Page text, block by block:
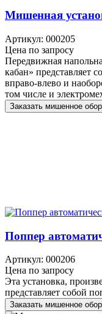
Мишенная
Артикул: 000205
Цена по запросу
Передвижная
кабан» представляет
вправо-влево и
том числе и
Заказать мишенное
Поппер
Артикул: 000206
Цена по запросу
Эта установка,
представляет собой
Заказать мишенное